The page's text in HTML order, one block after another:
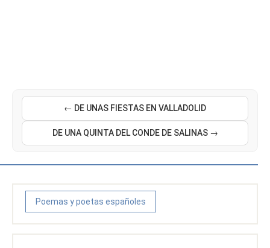
← DE UNAS FIESTAS EN VALLADOLID
DE UNA QUINTA DEL CONDE DE SALINAS →
Poemas y poetas españoles